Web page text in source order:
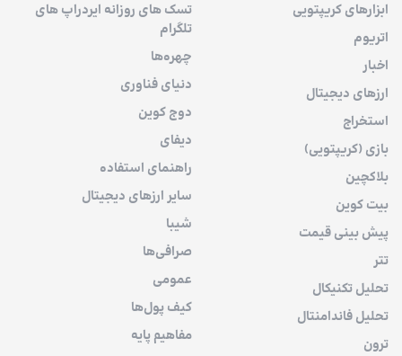
ابزارهای کریپتویی
اتریوم
اخبار
ارزهای دیجیتال
استخراج
بازی (کریپتویی)
بلاکچین
بیت کوین
پیش بینی قیمت
تتر
تحلیل تکنیکال
تحلیل فاندامنتال
ترون
تسک های روزانه ایردراپ های
تلگرام
چهره‌ها
دنیای فناوری
دوج کوین
دیفای
راهنمای استفاده
سایر ارزهای دیجیتال
شیبا
صرافی‌ها
عمومی
کیف پول‌ها
مفاهیم پایه